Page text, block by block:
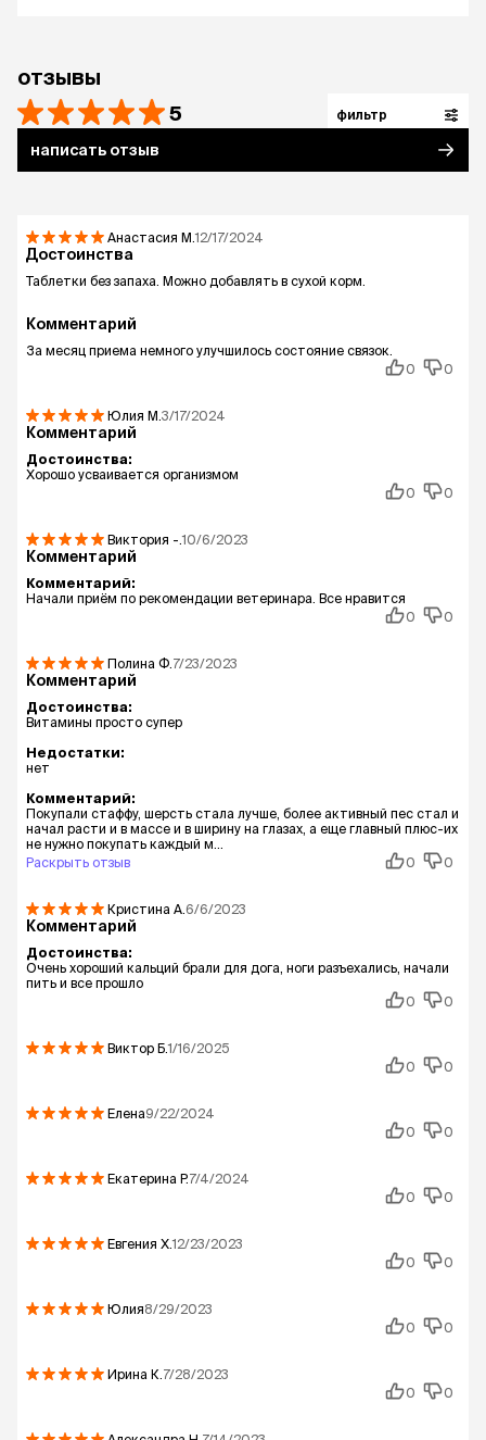
отзывы
5 фильтр
написать отзыв
Анастасия М.12/17/2024
Достоинства
Таблетки без запаха. Можно добавлять в сухой корм.
Комментарий
За месяц приема немного улучшилось состояние связок.
0
0
Юлия М. 3/17/2024
Комментарий
Достоинства:
Хорошо усваивается организмом
0
0
Виктория -.10/6/2023
Комментарий
Комментарий:
Начали приём по рекомендации ветеринара. Все нравится
0
0
Полина Ф. 7/23/2023
Комментарий
Достоинства:
Витамины просто супер
Недостатки:
нет
Комментарий:
Покупали стаффу, шерсть стала лучше, более активный пес стал и
начал расти и в массе и в ширину на глазах, а еще главный плюс-их
не нужно покупать каждый м...
Раскрыть отзыв
0 0
Кристина А. 6/6/2023
Комментарий
Достоинства:
Очень хороший кальций брали для дога, ноги разъехались, начали
пить и все прошло
0
0
Виктор Б.1/16/2025
0
0
Елена9/22/2024
0
0
Екатерина Р.7/4/2024
0
0
Евгения Х.12/23/2023
0
0
Юлия8/29/2023
0
0
Ирина К. 7/28/2023
0
0